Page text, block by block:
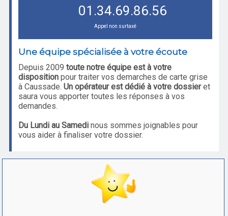
01.34.69.86.56
Appel non surtaxé
Une équipe spécialisée à votre écoute
Depuis 2009 toute notre équipe est à votre
dispositionpour traiter vos demarches de carte grise
à Caussade. Un opérateur est dédié à votre dossieret
saura vous apporter toutes les réponses à vos
demandes.
Du Lundi au Samedinous sommes joignables pour
vous aider à finaliser votre dossier.